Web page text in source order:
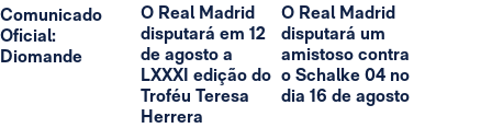
Comunicado
Oficial:
Diomande
O Real Madrid
disputará em 12
de agosto a
LXXXI edição do
Troféu Teresa
Herrera
O Real Madrid
disputará um
amistoso contra
o Schalke 04 no
dia 16 de agosto